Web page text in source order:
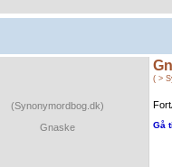
(Synonymordbog.dk)
Gnaske
( >
Gå